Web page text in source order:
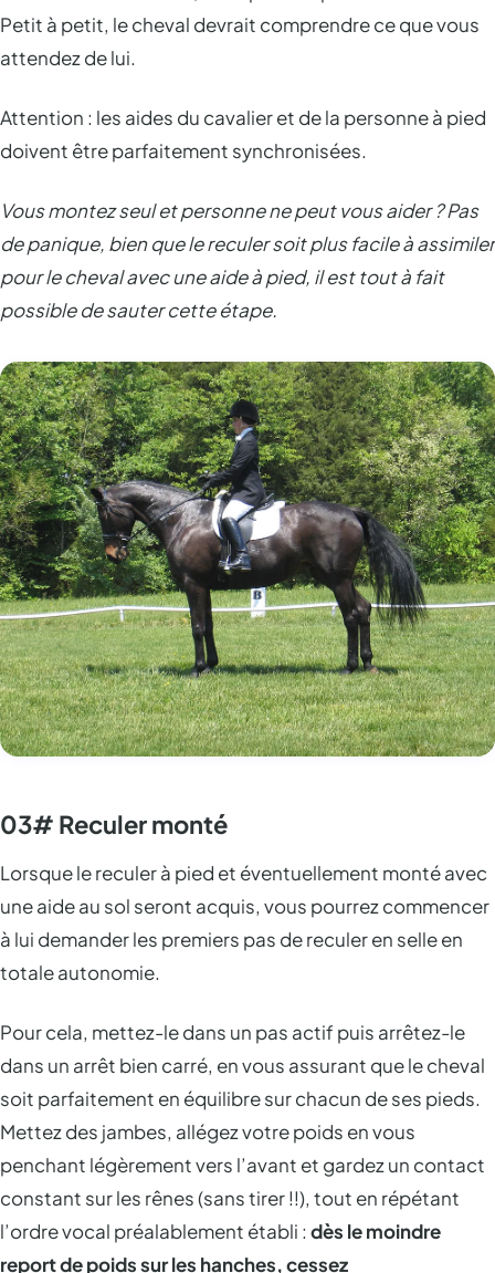
Petit à petit, le cheval devrait comprendre ce que vous
attendez de lui.
Attention : les aides du cavalier et de la personne à pied
doivent être parfaitement synchronisées.
Vous montez seul et personne ne peut vous aider ? Pas
de panique, bien que le reculer soit plus facile à assimiler
pour le cheval avec une aide à pied, il est tout à fait
possible de sauter cette étape.
03# Reculer monté
Lorsque le reculer à pied et éventuellement monté avec
une aide au sol seront acquis, vous pourrez commencer
à lui demander les premiers pas de reculer en selle en
totale autonomie.
Pour cela, mettez-le dans un pas actif puis arrêtez-le
dans un arrêt bien carré, en vous assurant que le cheval
soit parfaitement en équilibre sur chacun de ses pieds.
Mettez des jambes, allégez votre poids en vous
penchant légèrement vers l’avant et gardez un contact
constant sur les rênes (sans tirer !!), tout en répétant
l’ordre vocal préalablement établi : dès le moindre
report de poids sur les hanches, cessez